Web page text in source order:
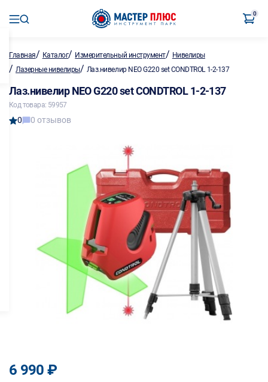
0
Главная/ Каталог/ Измерительный инструмент/ Нивелиры
/ Лазерные нивелиры/ Лаз.нивелир NEO G220 set CONDTROL 1-2-137
Лаз.нивелир NEO G220 set CONDTROL 1-2-137
Код товара: 59957
0 0 отзывов
6 990 ₽